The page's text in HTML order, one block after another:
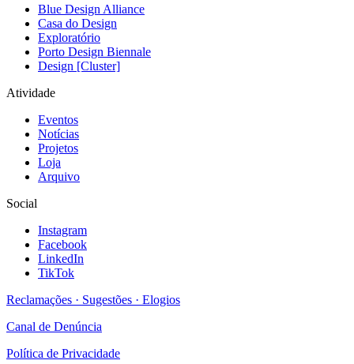
Blue Design Alliance
Casa do Design
Exploratório
Porto Design Biennale
Design [Cluster]
Atividade
Eventos
Notícias
Projetos
Loja
Arquivo
Social
Instagram
Facebook
LinkedIn
TikTok
Reclamações · Sugestões · Elogios
Canal de Denúncia
Política de Privacidade